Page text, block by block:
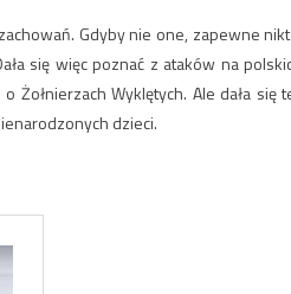
Gdyby nie one, zapewne
się więc poznać z ataków na
Żołnierzach Wyklętych. Ale dała się
dzieci.